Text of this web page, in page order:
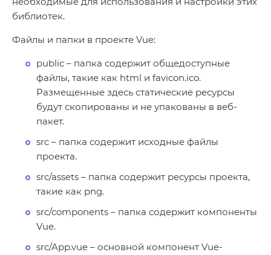
библиотек.
Файлы и папки в проекте Vue:
public – папка содержит общедоступные
файлы, такие как html и favicon.ico.
Размещенные здесь статические ресурсы
будут скопированы и не упакованы в веб-
пакет.
src – папка содержит исходные файлы
проекта.
src/assets – папка содержит ресурсы проекта,
такие как png.
src/components – папка содержит компоненты
Vue.
src/App.vue – основной компонент Vue-